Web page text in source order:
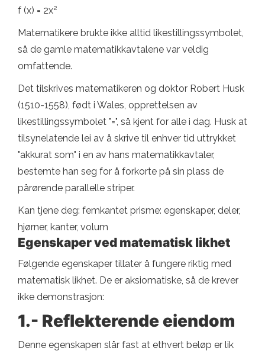
f (x) = 2x2
Matematikere brukte ikke alltid likestillingssymbolet,
så de gamle matematikkavtalene var veldig
omfattende.
Det tilskrives matematikeren og doktor Robert Husk
(1510-1558), født i Wales, opprettelsen av
likestillingssymbolet "=", så kjent for alle i dag. Husk at
tilsynelatende lei av å skrive til enhver tid uttrykket
"akkurat som" i en av hans matematikkavtaler,
bestemte han seg for å forkorte på sin plass de
pårørende parallelle striper.
Kan tjene deg: femkantet prisme: egenskaper, deler,
hjørner, kanter, volum
Egenskaper ved matematisk likhet
Følgende egenskaper tillater å fungere riktig med
matematisk likhet. De er aksiomatiske, så de krever
ikke demonstrasjon:
1.- Reflekterende eiendom
Denne egenskapen slår fast at ethvert beløp er lik